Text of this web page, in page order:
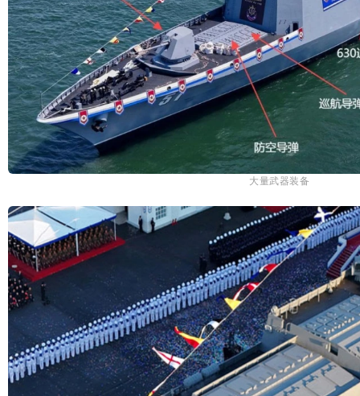
大量武器装备